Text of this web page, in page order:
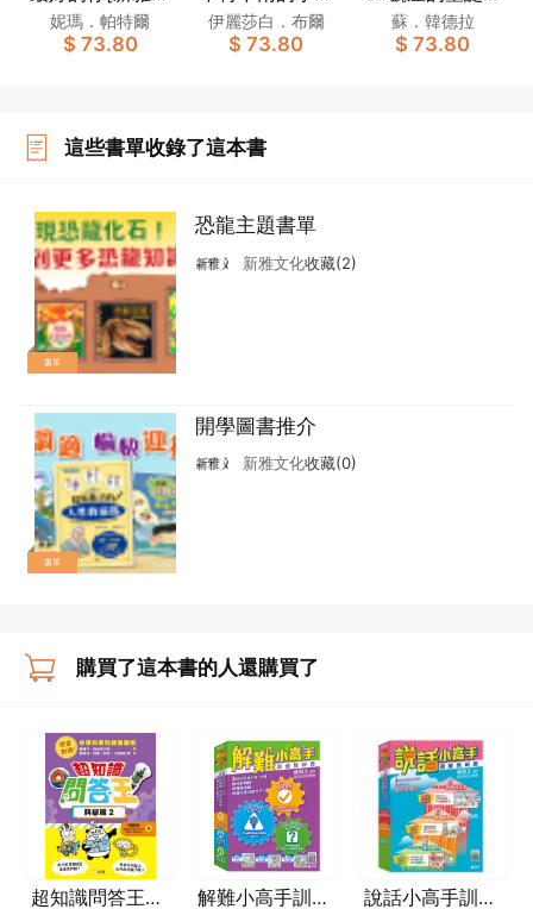
繪本館]
妮瑪．帕特爾
$ 73.80
朵[新雅．繪本
館]
伊麗莎白．布爾
$ 73.80
[新雅‧繪本館]
蘇．韓德拉
$ 73.80
這些書單收錄了這本書
書單
恐龍主題書單
新雅文化收藏(2)
書單
開學圖書推介
新雅文化收藏(0)
購買了這本書的人還購買了
超知識問答王： 解難小高手訓練 說話小高手訓練